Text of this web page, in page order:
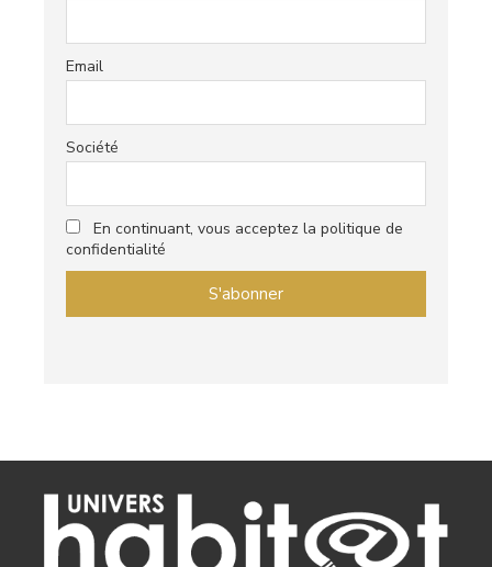
Email
Société
En continuant, vous acceptez la politique de
confidentialité